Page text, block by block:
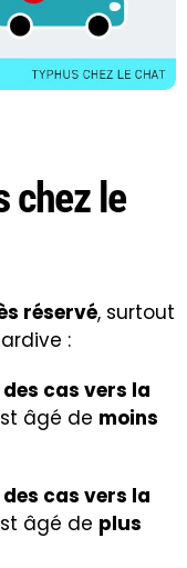
chez le
réservé, surtout
:
des cas vers la
âgé de moins
des cas vers la
âgé de plus